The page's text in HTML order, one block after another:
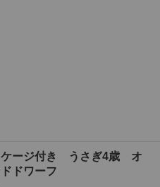
ケージ付き うさぎ4歳 オ
ドワーフ